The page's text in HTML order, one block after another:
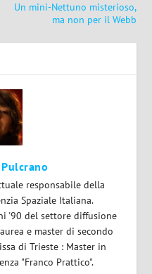
Un mini-Nettuno misterioso,
ma non per il Webb
responsabile della
Spaziale Italiana.
'90 del settore diffusione
e master di secondo
di Trieste : Master in
"Franco Prattico".